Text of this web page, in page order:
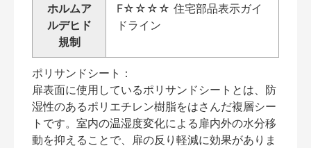
ホルムア
ルデヒド
規制
F☆☆☆☆ 住宅部品表示ガイ
ドライン
ポリサンドシート：
扉表面に使用しているポリサンドシートとは、防
湿性のあるポリエチレン樹脂をはさんだ複層シー
トです。室内の温湿度変化による扉内外の水分移
動を抑えることで、扉の反り軽減に効果がありま